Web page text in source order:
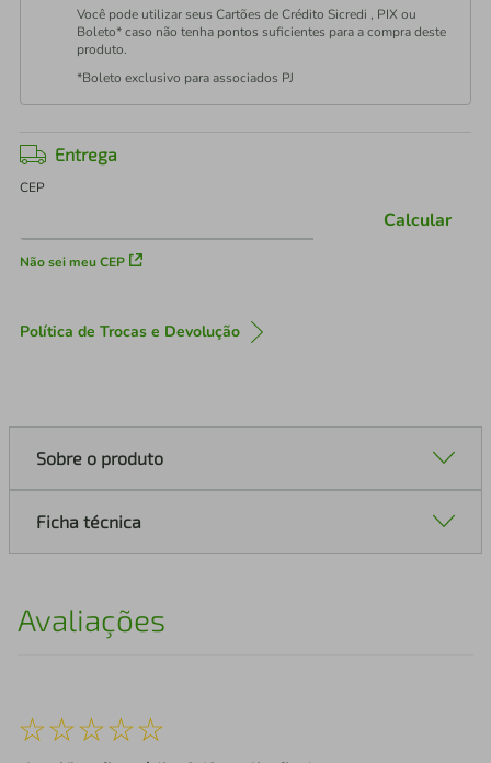
Você pode utilizar seus Cartões de Crédito Sicredi , PIX ou
Boleto* caso não tenha pontos suficientes para a compra deste
produto.
*Boleto exclusivo para associados PJ
Entrega
CEP
Não sei meu CEP
Calcular
Política de Trocas e Devolução
Sobre o produto
Ficha técnica
Avaliações
☆☆☆☆☆